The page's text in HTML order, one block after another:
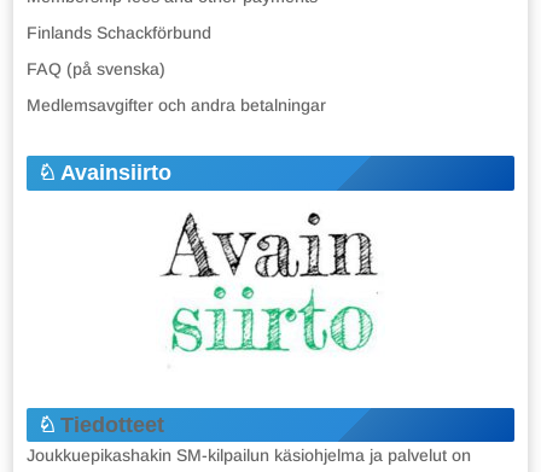
Finlands Schackförbund
FAQ (på svenska)
Medlemsavgifter och andra betalningar
Avainsiirto
Tiedotteet
Joukkuepikashakin SM-kilpailun käsiohjelma ja palvelut on